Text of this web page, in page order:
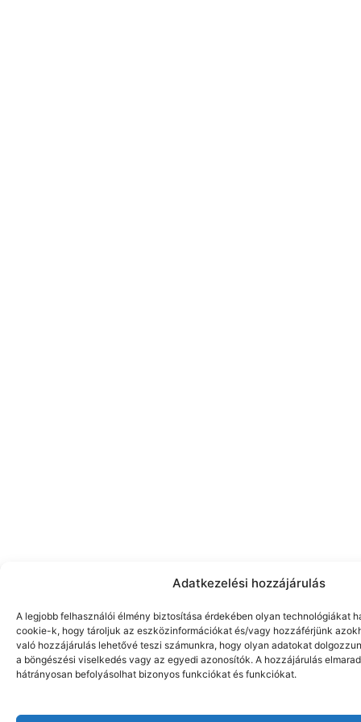
Adatkezelési hozzájárulás
A legjobb felhasználói élmény biztosítása érdekében olyan technológiákat
cookie-k, hogy tároljuk az eszközinformációkat és/vagy hozzáférjünk
való hozzájárulás lehetővé teszi számunkra, hogy olyan adatokat
a böngészési viselkedés vagy az egyedi azonosítók. A hozzájárulás
hátrányosan befolyásolhat bizonyos funkciókat és funkciókat.